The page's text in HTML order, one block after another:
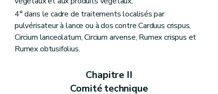
4° dans le cadre de traitements localisés par
pulvérisateur à lance ou à dos contre Carduus crispus,
Circium lanceolatum, Circium arvense, Rumex crispus et
Rumex obtusifolius.
Chapitre II
Comité technique